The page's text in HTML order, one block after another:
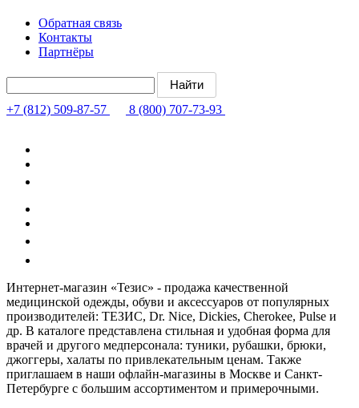
Обратная связь
Контакты
Партнёры
+7 (812) 509-87-57 8 (800) 707-73-93
Интернет-магазин «Тезис» - продажа качественной
медицинской одежды, обуви и аксессуаров от популярных
производителей: ТЕЗИС, Dr. Nice, Dickies, Cherokee, Pulse и
др. В каталоге представлена стильная и удобная форма для
врачей и другого медперсонала: туники, рубашки, брюки,
джоггеры, халаты по привлекательным ценам. Также
приглашаем в наши офлайн-магазины в Москве и Санкт-
Петербурге с большим ассортиментом и примерочными.